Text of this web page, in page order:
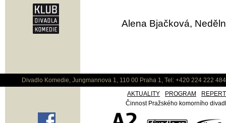
Alena Bjačková,
Divadlo Komedie, Jungmannova 1, 110 00 Praha 1, Tel: +420 224 222
AKTUALITY
PROGRAM
Činnost Pražského komorního